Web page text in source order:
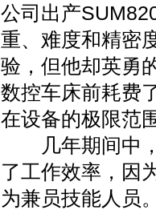
公司出产
重、难度和精密
验，但他却英勇
数控车床前耗费
在设备的极限范
几年期间中，
了工作效率，因
为兼员技能人员